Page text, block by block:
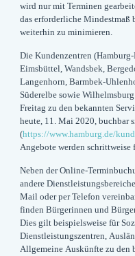
wird nur mit Terminen
das erforderliche Mindestmaß
weiterhin zu minimieren.
Die Kundenzentren
Eimsbüttel, Wandsbek,
Langenhorn, Barmbek-
Süderelbe sowie
Freitag zu den bekannten
heute, 11. Mai 2020, buchbar
(https://www.hamburg.de/
Angebote werden schrittweise
Neben der Online-
andere
Mail oder per Telefon
finden Bürgerinnen und
Dies gilt beispielsweise für
Dienstleistungszentren,
Allgemeine Auskünfte zu den